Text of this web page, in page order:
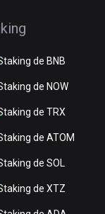
de BNB
de NOW
de TRX
de ATOM
de SOL
de XTZ